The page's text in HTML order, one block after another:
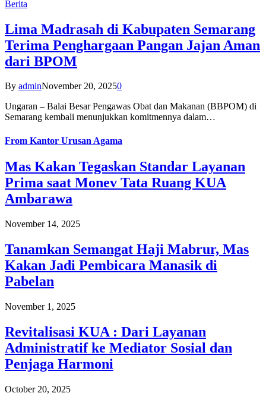
Berita
Lima Madrasah di Kabupaten Semarang
Terima Penghargaan Pangan Jajan Aman
dari BPOM
By adminNovember 20, 20250
Ungaran – Balai Besar Pengawas Obat dan Makanan (BBPOM) di
Semarang kembali menunjukkan komitmennya dalam…
From Kantor Urusan Agama
Mas Kakan Tegaskan Standar Layanan
Prima saat Monev Tata Ruang KUA
Ambarawa
November 14, 2025
Tanamkan Semangat Haji Mabrur, Mas
Kakan Jadi Pembicara Manasik di
Pabelan
November 1, 2025
Revitalisasi KUA : Dari Layanan
Administratif ke Mediator Sosial dan
Penjaga Harmoni
October 20, 2025